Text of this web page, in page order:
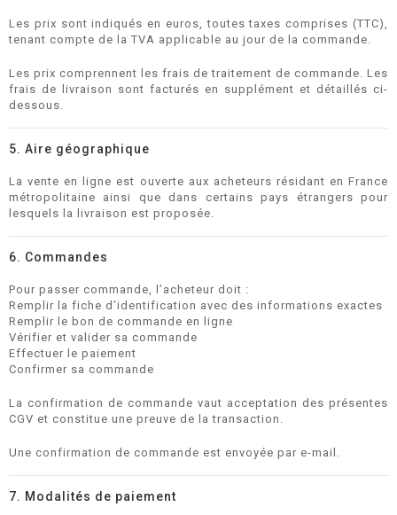
Les prix sont indiqués en euros, toutes taxes comprises (TTC),
tenant compte de la TVA applicable au jour de la commande.
Les prix comprennent les frais de traitement de commande. Les
frais de livraison sont facturés en supplément et détaillés ci-
dessous.
5. Aire géographique
La vente en ligne est ouverte aux acheteurs résidant en France
métropolitaine ainsi que dans certains pays étrangers pour
lesquels la livraison est proposée.
6. Commandes
Pour passer commande, l’acheteur doit :
Remplir la fiche d’identification avec des informations exactes
Remplir le bon de commande en ligne
Vérifier et valider sa commande
Effectuer le paiement
Confirmer sa commande
La confirmation de commande vaut acceptation des présentes
CGV et constitue une preuve de la transaction.
Une confirmation de commande est envoyée par e-mail.
7. Modalités de paiement